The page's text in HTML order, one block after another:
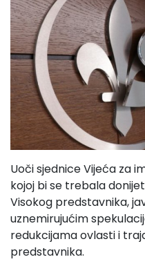
Uoči sjednice Vijeća za
kojoj bi se trebala
Visokog predstavnika,
uznemirujućim
redukcijama ovlasti i
predstavnika.